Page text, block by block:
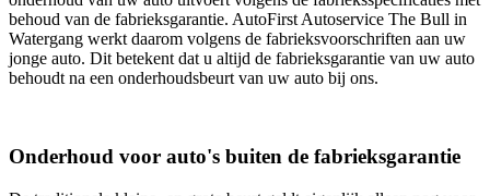
behoud van de fabrieksgarantie. AutoFirst Autoservice The Bull in
Watergang werkt daarom volgens de fabrieksvoorschriften aan uw
jonge auto. Dit betekent dat u altijd de fabrieksgarantie van uw auto
behoudt na een onderhoudsbeurt van uw auto bij ons.
Onderhoud voor auto's buiten de fabrieksgarantie